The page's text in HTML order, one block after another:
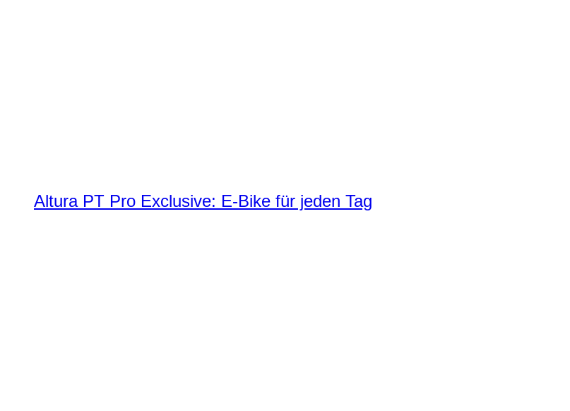
Altura PT Pro Exclusive: E-Bike für jeden Tag